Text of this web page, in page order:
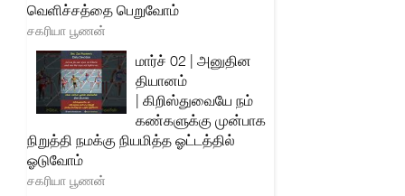
வெளிச்சத்தை பெறுவோம்
சகரியா பூணன்
மார்ச் 02 | அனுதின
தியானம்
| கிறிஸ்துவையே நம்
கண்களுக்கு முன்பாக
நிறுத்தி நமக்கு நியமித்த ஓட்டத்தில்
ஓடுவோம்
சகரியா பூணன்